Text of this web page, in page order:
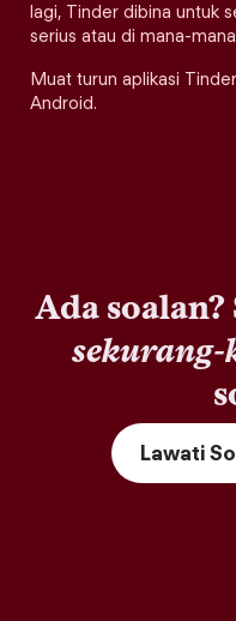
lagi, Tinder dibina untuk
serius atau di mana-
Muat turun aplikasi
Android.
Ada soalan?
Lawati